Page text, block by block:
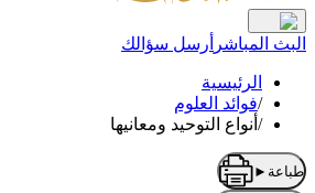
البث المباشر أرسل سؤالك
الرئيسية
/فوائد العلوم
/ أنواع التوحيد ومعانيها
طباعة ►